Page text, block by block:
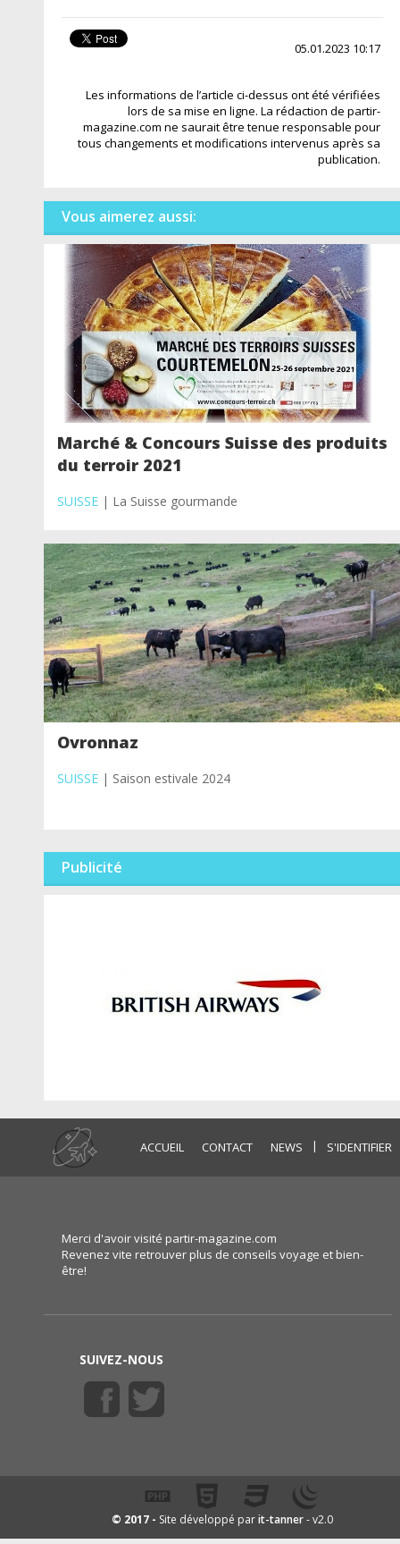
05.01.2023 10:17
Les informations de l’article ci-dessus ont été vérifiées
lors de sa mise en ligne. La rédaction de partir-
magazine.com ne saurait être tenue responsable pour
tous changements et modifications intervenus après sa
publication.
Vous aimerez aussi:
Marché & Concours Suisse des produits
du terroir 2021
SUISSE| La Suisse gourmande
Ovronnaz
SUISSE| Saison estivale 2024
Publicité
ACCUEIL CONTACT NEWS | S'IDENTIFIER
Merci d'avoir visité partir-magazine.com
Revenez vite retrouver plus de conseils voyage et bien-
être!
SUIVEZ-NOUS
© 2017 - Site développé parit-tanner- v2.0